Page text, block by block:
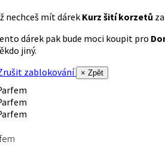
nechceš mít dárek Kurz šití korzetů
dárek pak bude moci koupit pro
jiný.
zablokování
× Zpět